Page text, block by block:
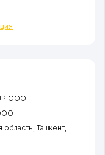
ООО
область, Ташкент,